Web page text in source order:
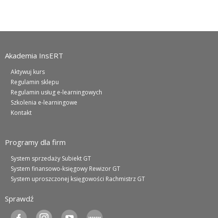
Akademia InsERT
Aktywuj kurs
Regulamin sklepu
Regulamin usług e-learningowych
Szkolenia e-learningowe
Kontakt
Programy dla firm
System sprzedaży Subiekt GT
System finansowo-księgowy Rewizor GT
System uproszczonej księgowości Rachmistrz GT
Sprawdź